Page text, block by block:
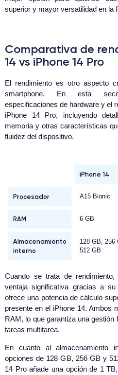
superior y mayor versatilidad en la
Comparativa de
14 vs iPhone 14 Pro
El rendimiento es otro aspecto
smartphone. En esta
especificaciones de hardware y el
iPhone 14 Pro, incluyendo
memoria y otras características
fluidez del dispositivo.
iPhone 14
Procesador A15 Bionic
RAM 6 GB
Almacenamiento
interno
128 GB, 256
512 GB
Cuando se trata de
ventaja significativa gracias a
ofrece una potencia de cálculo
presente en el iPhone 14. Ambos
RAM, lo que garantiza una
tareas multitarea.
En cuanto al almacenamiento
opciones de 128 GB, 256 GB y
14 Pro añade una opción de 1